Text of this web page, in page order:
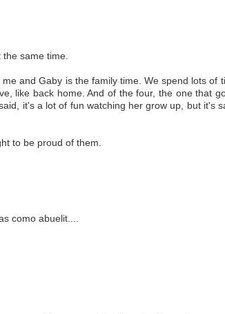
same time.
and Gaby is the family time. We spend lots of
like back home. And of the four, the one that
it's a lot of fun watching her grow up, but it's
to be proud of them.
como abuelit....